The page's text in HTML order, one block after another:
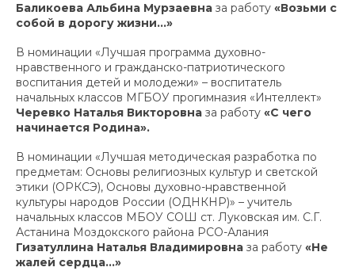
Баликоева Альбина Мурзаевна за работу «Возьми с
собой в дорогу жизни…»
В номинации «Лучшая программа духовно-
нравственного и гражданско-патриотического
воспитания детей и молодежи» – воспитатель
начальных классов МГБОУ прогимназия «Интеллект»
Черевко Наталья Викторовна за работу «С чего
начинается Родина».
В номинации «Лучшая методическая разработка по
предметам: Основы религиозных культур и светской
этики (ОРКСЭ), Основы духовно-нравственной
культуры народов России (ОДНКНР)» – учитель
начальных классов МБОУ СОШ ст. Луковская им. С.Г.
Астанина Моздокского района РСО-Алания
Гизатуллина Наталья Владимировна за работу «Не
жалей сердца...»